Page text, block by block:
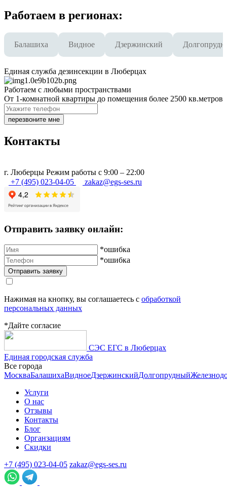
Работаем в регионах:
Балашиха Видное Дзержинский
Единая служба дезинсекции в Люберцах
Работаем с любыми пространствами
От 1-комнатной квартиры до помещения более 2500 кв.метров
перезвоните мне
Контакты
г. Люберцы Режим работы с 9:00 – 22:00
+7 (495) 023-04-05
zakaz@egs-ses.ru
Отправить заявку онлайн:
*ошибка
*ошибка
Нажимая на кнопку, вы соглашаетесь с обработкой
персональных данных
*Дайте согласие
СЭС ЕГС в Люберцах
Единая городская служба
Все города
МоскваБалашихаВидноеДзержинскийДолгопрудный
Услуги
О нас
Отзывы
Контакты
Блог
Органзациям
Скидки
+7 (495) 023-04-05 zakaz@egs-ses.ru